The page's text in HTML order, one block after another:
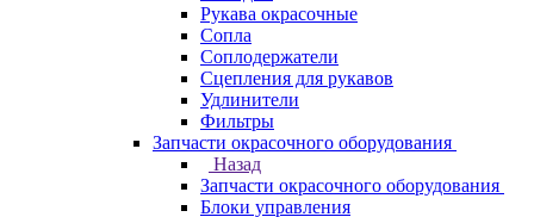
Рукава окрасочные
Сопла
Соплодержатели
Сцепления для рукавов
Удлинители
Фильтры
Запчасти окрасочного оборудования
Назад
Запчасти окрасочного оборудования
Блоки управления